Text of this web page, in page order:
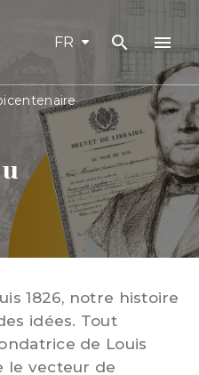
CONTENU
FR search menu
1826, notre histoire
idées. Tout
de Louis
le vecteur de